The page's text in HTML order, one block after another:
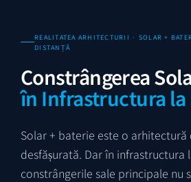
REALITATEA ARHITECTURII · SOLAR +
DISTANȚĂ
Constrângerea
în Infrastructura la
Solar + baterie este o
desfășurată. Dar în infrastructura
constrângerile sale principale nu